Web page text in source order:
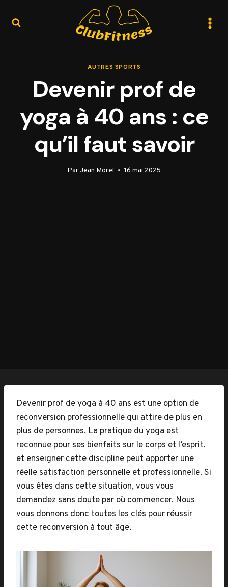
AUTRES SPORTS
Devenir prof de
yoga à 40 ans : ce
qu’il faut savoir
ParJean Morel 16 mai 2025
Devenir prof de yoga à 40 ans est une option de
reconversion professionnelle qui attire de plus en
plus de personnes. La pratique du yoga est
reconnue pour ses bienfaits sur le corps et l’esprit,
et enseigner cette discipline peut apporter une
réelle satisfaction personnelle et professionnelle. Si
vous êtes dans cette situation, vous vous
demandez sans doute par où commencer. Nous
vous donnons donc toutes les clés pour réussir
cette reconversion à tout âge.